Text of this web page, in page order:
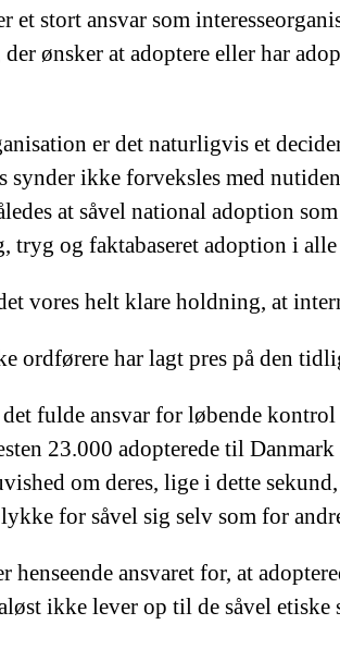
stort ansvar som
ønsker at adoptere eller har
er det naturligvis et
ikke forveksles med
at såvel national adoption
tryg og faktabaseret adoption i alle
vores helt klare holdning, at
ordførere har lagt pres på den
fulde ansvar for løbende
23.000 adopterede til
om deres, lige i dette
for såvel sig selv som for
henseende ansvaret for, at
ikke lever op til de såvel